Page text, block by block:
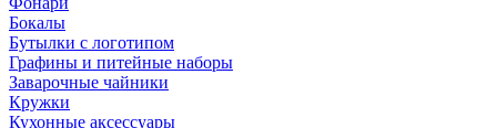
Бокалы
Бутылки с логотипом
Графины и питейные наборы
Заварочные чайники
Кружки
Кухонные аксессуары